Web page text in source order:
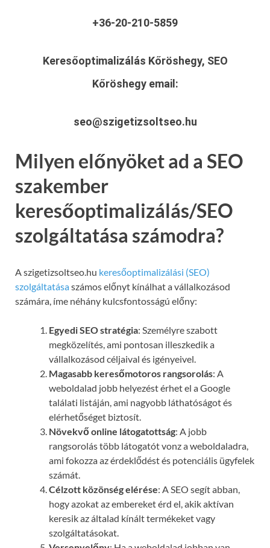
+36-20-210-5859
Keresőoptimalizálás Kőröshegy, SEO
Kőröshegy email:
seo@szigetizsoltseo.hu
Milyen előnyöket ad a SEO
szakember
keresőoptimalizálás/SEO
szolgáltatása számodra?
A szigetizsoltseo.hu keresőoptimalizálási (SEO)
szolgáltatásaszámos előnyt kínálhat a vállalkozásod
számára, íme néhány kulcsfontosságú előny:
Egyedi SEO stratégia: Személyre szabott
megközelítés, ami pontosan illeszkedik a
vállalkozásod céljaival és igényeivel.
Magasabb keresőmotoros rangsorolás: A
weboldalad jobb helyezést érhet el a Google
találati listáján, ami nagyobb láthatóságot és
elérhetőséget biztosít.
Növekvő online látogatottság: A jobb
rangsorolás több látogatót vonz a weboldaladra,
ami fokozza az érdeklődést és potenciális ügyfelek
számát.
Célzott közönség elérése: A SEO segít abban,
hogy azokat az embereket érd el, akik aktívan
keresik az általad kínált termékeket vagy
szolgáltatásokat.